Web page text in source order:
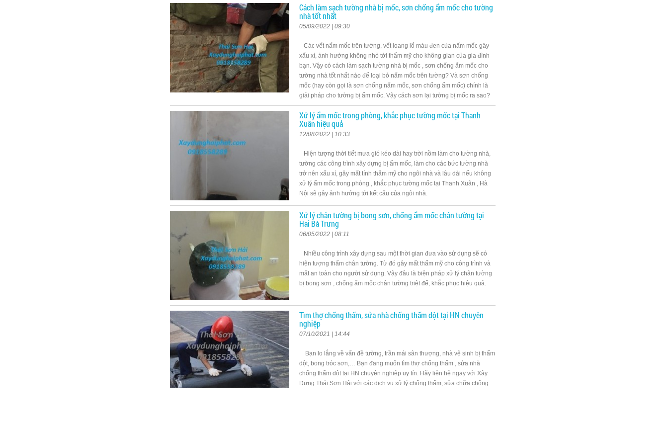
Cách làm sạch tường nhà bị mốc, sơn chống ẩm mốc cho tường
nhà tốt nhất
05/09/2022 | 09:30
Các vết nấm mốc trên tường, vết loang lổ màu đen của nấm mốc gây
xấu xí, ảnh hưởng không nhỏ tới thẩm mỹ cho không gian của gia đình
bạn. Vậy có cách làm sạch tường nhà bị mốc , sơn chống ẩm mốc cho
tường nhà tốt nhất nào để loại bỏ nấm mốc trên tường? Và sơn chống
mốc (hay còn gọi là sơn chống nấm mốc, sơn chống ẩm mốc) chính là
giải pháp cho tường bị ẩm mốc. Vậy cách sơn lại tường bị mốc ra sao?
Xử lý ẩm mốc trong phòng, khắc phục tường mốc tại Thanh
Xuân hiệu quả
12/08/2022 | 10:33
Hiện tượng thời tiết mưa gió kéo dài hay trời nồm làm cho tường nhà,
tường các công trình xây dựng bị ẩm mốc, làm cho các bức tường nhà
trở nên xấu xí, gây mất tính thẩm mỹ cho ngôi nhà và lâu dài nếu không
xử lý ẩm mốc trong phòng , khắc phục tường mốc tại Thanh Xuân , Hà
Nội sẽ gây ảnh hưởng tới kết cấu của ngôi nhà.
Xử lý chân tường bị bong sơn, chống ẩm mốc chân tường tại
Hai Bà Trưng
06/05/2022 | 08:11
Nhiều công trình xây dựng sau một thời gian đưa vào sử dụng sẽ có
hiện tượng thấm chân tường. Từ đó gây mất thẩm mỹ cho công trình và
mất an toàn cho người sử dụng. Vậy đâu là biện pháp xử lý chân tường
bị bong sơn , chống ẩm mốc chân tường triệt để, khắc phục hiệu quả.
Tìm thợ chống thấm, sửa nhà chống thấm dột tại HN chuyên
nghiệp
07/10/2021 | 14:44
Bạn lo lắng về vấn đề tường, trần mái sân thượng, nhà vệ sinh bị thấm
dột, bong tróc sơn,… Bạn đang muốn tìm thợ chống thấm , sửa nhà
chống thấm dột tại HN chuyên nghiệp uy tín. Hãy liên hệ ngay với Xây
Dựng Thái Sơn Hải với các dịch vụ xử lý chống thấm, sửa chữa chống